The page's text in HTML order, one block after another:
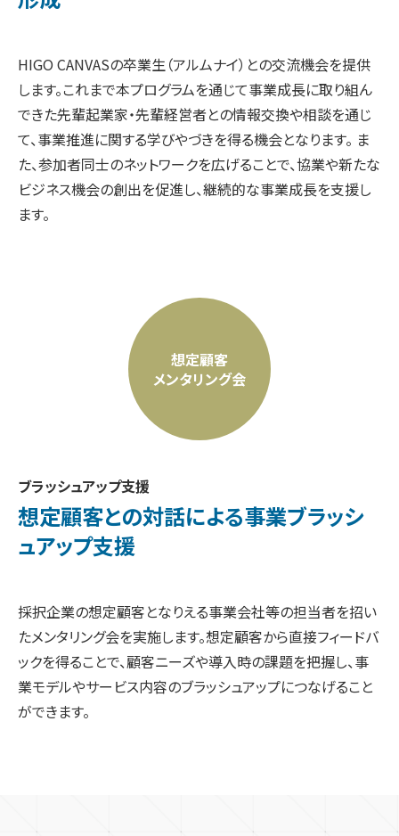
HIGO CANVASの卒業生（アルムナイ）との交流機会を提供
します。これまで本プログラムを通じて事業成長に取り組ん
できた先輩起業家・先輩経営者との情報交換や相談を通じ
て、事業推進に関する学びやづきを得る機会となります。 ま
た、参加者同士のネットワークを広げることで、協業や新たな
ビジネス機会の創出を促進し、継続的な事業成長を支援し
ます。
想定顧客
メンタリング会
ブラッシュアップ支援
想定顧客との対話による事業ブラッシ
ュアップ支援
採択企業の想定顧客となりえる事業会社等の担当者を招い
たメンタリング会を実施します。想定顧客から直接フィードバ
ックを得ることで、顧客ニーズや導入時の課題を把握し、事
業モデルやサービス内容のブラッシュアップにつなげること
ができます。